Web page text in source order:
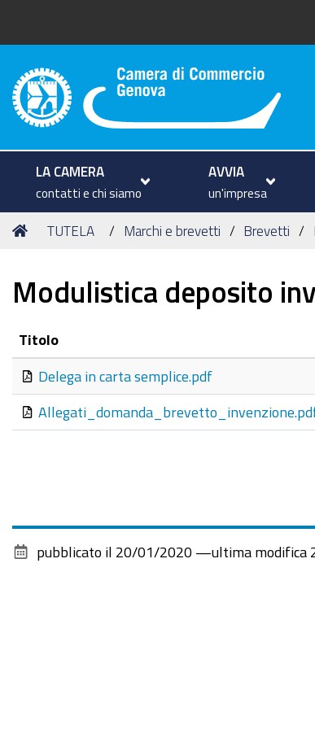
Camera di Commercio di
LA CAMERA
contatti e chi siamo
AVVIA
un'impresa
Tu
Home
TUTELA Marchi e brevetti Brevetti
Modulistica deposito
Titolo
Delega in carta semplice.pdf
pubblicato il 20/01/2020 —ultima modifica